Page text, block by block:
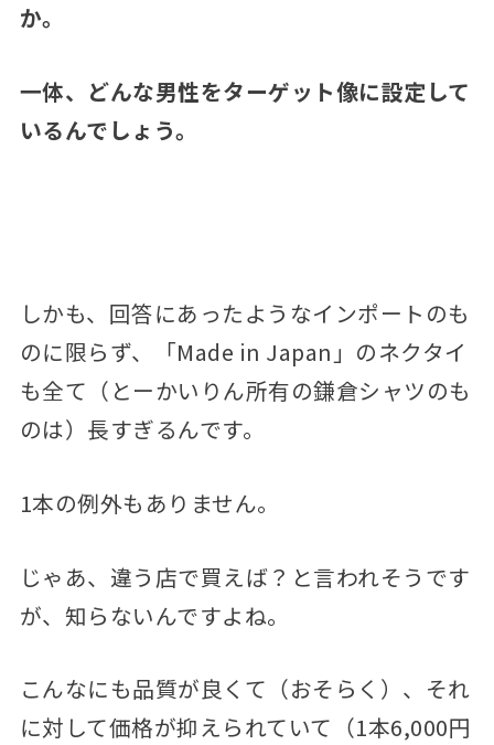
か。
一体、どんな男性をターゲット像に設定して
いるんでしょう。
しかも、回答にあったようなインポートのも
のに限らず、「Made in Japan」のネクタイ
も全て（とーかいりん所有の鎌倉シャツのも
のは）長すぎるんです。
1本の例外もありません。
じゃあ、違う店で買えば？と言われそうです
が、知らないんですよね。
こんなにも品質が良くて（おそらく）、それ
に対して価格が抑えられていて（1本6,000円